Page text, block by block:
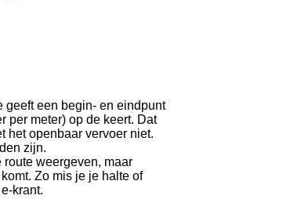
geeft een begin- en eindpunt
per meter) op de keert. Dat
het openbaar vervoer niet.
zijn.
weergeven, maar
Zo mis je je halte of
krant.